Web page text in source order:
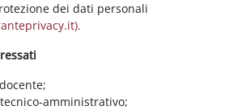
dei dati personali
amministrativo;